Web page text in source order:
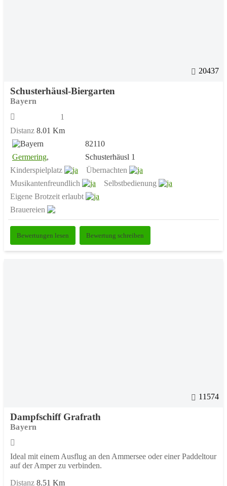
20437
Schusterhäusl-Biergarten
Bayern
1
Distanz 8.01 Km
82110
Germering,
Schusterhäusl 1
Kinderspielplatz
Übernachten
Musikantenfreundlich
Selbstbedienung
Eigene Brotzeit erlaubt
Brauereien
Bewertungen lesen Bewertung schreiben
11574
Dampfschiff Grafrath
Bayern
Ideal mit einem Ausflug an den Ammersee oder einer Paddeltour
auf der Amper zu verbinden.
Distanz 8.51 Km